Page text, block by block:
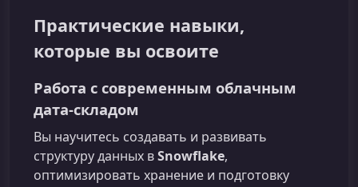
Практические навыки,
которые вы освоите
Работа с современным облачным
дата-складом
Вы научитесь создавать и развивать
структуру данных вSnowflake,
оптимизировать хранение и подготовку